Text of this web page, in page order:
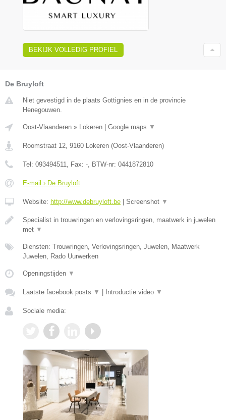
BEKIJK VOLLEDIG PROFIEL
De Bruyloft
Niet gevestigd in de plaats Gottignies en in de provincie
Henegouwen.
Oost-Vlaanderen » Lokeren Google maps ▼
Roomstraat 12, 9160 Lokeren (Oost-Vlaanderen)
Tel: 093494511, Fax: -, BTW-nr: 0441872810
E-mail › De Bruyloft
Website: http://www.debruyloft.be Screenshot ▼
Specialist in trouwringen en verlovingsringen, maatwerk in juwelen
met ▼
Diensten: Trouwringen, Verlovingsringen, Juwelen, Maatwerk
Juwelen, Rado Uurwerken
Openingstijden ▼
Laatste facebook posts ▼ Introductie video ▼
Sociale media: